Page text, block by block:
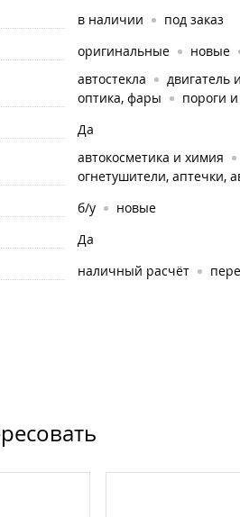
в наличии
под заказ
оригинальные новые
автостекла двигатель
оптика, фары
пороги
Да
автокосметика и химия
огнетушители, аптечки,
б/у
новые
Да
наличный расчёт